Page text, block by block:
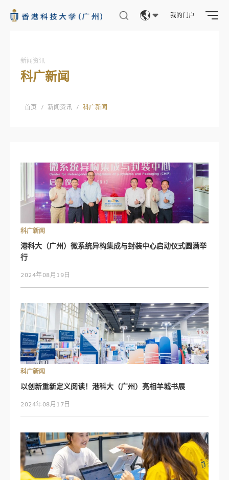
我的门户
新闻资讯
科广新闻
首页 / 新闻资讯 / 科广新闻
科广新闻
港科大（广州）微系统异构集成与封装中心启动仪式圆满举
行
2024年08月19日
科广新闻
以创新重新定义阅读！港科大（广州）亮相羊城书展
2024年08月17日